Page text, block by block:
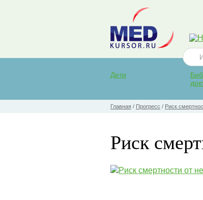
Дети
Главная / Прогресс / Риск
Риск